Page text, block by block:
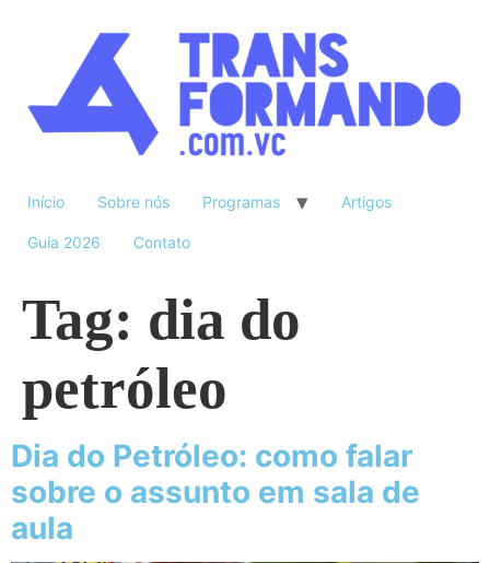
Início Sobre nós Programas Artigos
Guia 2026 Contato
Tag: dia do
petróleo
Dia do Petróleo: como falar
sobre o assunto em sala de
aula